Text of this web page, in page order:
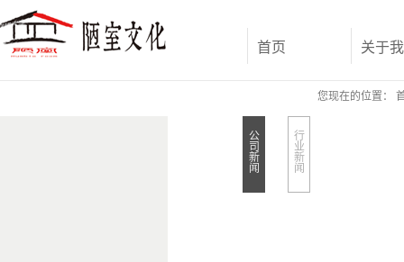
首页 关于
您现在的位置：
公
司
新
闻
行
业
新
闻